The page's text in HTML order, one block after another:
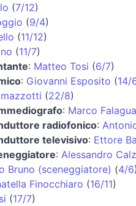
(7/12)
(9/4)
(11/12)
(11/7)
: Matteo Tosi (6/7)
: Giovanni Esposito (14/
(22/8)
: Marco
radiofonico:
televisivo: Ettore
: Alessandro
Bruno (sceneggiatore) (4/6)
Finocchiaro (16/11)
(17/7)